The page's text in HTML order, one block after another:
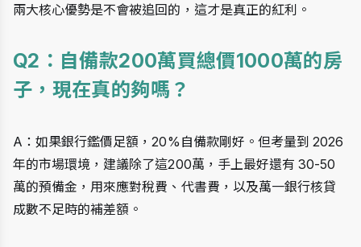
兩大核心優勢是不會被追回的，這才是真正的紅利。
Q2：自備款200萬買總價1000萬的房
子，現在真的夠嗎？
A：如果銀行鑑價足額，20%自備款剛好。但考量到 2026
年的市場環境，建議除了這200萬，手上最好還有 30-50
萬的預備金，用來應對稅費、代書費，以及萬一銀行核貸
成數不足時的補差額。